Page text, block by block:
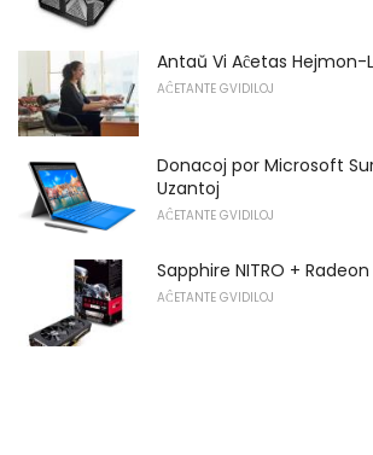
Antaŭ Vi Aĉetas Hejmon-
AĈETANTE GVIDILOJ
Donacoj por Microsoft
Uzantoj
AĈETANTE GVIDILOJ
Sapphire NITRO +
AĈETANTE GVIDILOJ